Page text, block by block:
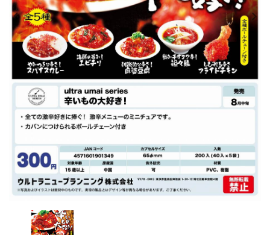
レンタル
景品・玩具・文具
販促用カプセルトイ
ご利用ガイド
06-6282-7659